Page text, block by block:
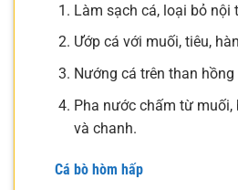
Làm sạch cá, loại bỏ nội
Ướp cá với muối, tiêu,
Nướng cá trên than
Pha nước chấm từ muối,
và chanh.
Cá bò hòm hấp